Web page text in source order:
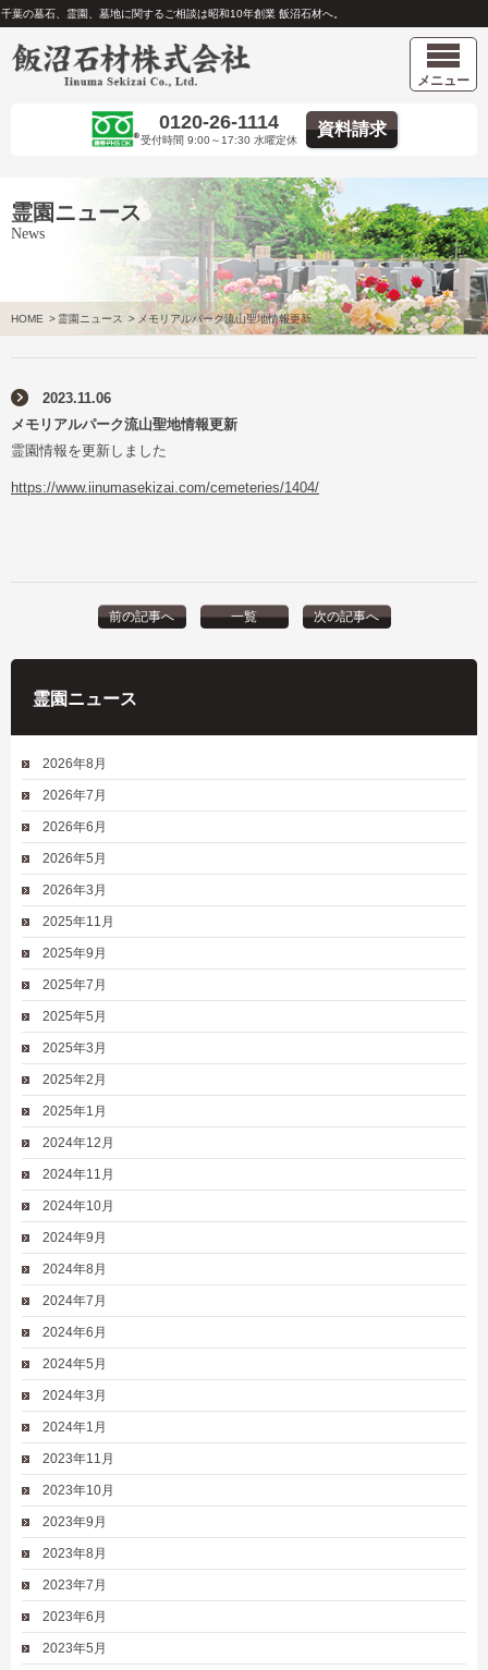
千葉の墓石、霊園、墓地に関するご相談は昭和10年創業 飯沼石材へ。
メニュー
0120-26-1114
受付時間 9:00～17:30 水曜定休
資料請求
霊園ニュース
News
HOME > 霊園ニュース > メモリアルパーク流山聖地情報更新
2023.11.06
メモリアルパーク流山聖地情報更新
霊園情報を更新しました
https://www.iinumasekizai.com/cemeteries/1404/
前の記事へ 一覧 次の記事へ
霊園ニュース
2026年8月
2026年7月
2026年6月
2026年5月
2026年3月
2025年11月
2025年9月
2025年7月
2025年5月
2025年3月
2025年2月
2025年1月
2024年12月
2024年11月
2024年10月
2024年9月
2024年8月
2024年7月
2024年6月
2024年5月
2024年3月
2024年1月
2023年11月
2023年10月
2023年9月
2023年8月
2023年7月
2023年6月
2023年5月